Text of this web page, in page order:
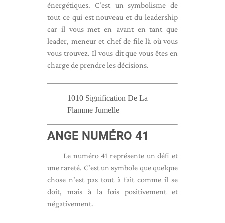
énergétiques. C'est un symbolisme de
tout ce qui est nouveau et du leadership
car il vous met en avant en tant que
leader, meneur et chef de file là où vous
vous trouvez. Il vous dit que vous êtes en
charge de prendre les décisions.
1010 Signification De La
Flamme Jumelle
ANGE NUMÉRO 41
Le numéro 41 représente un défi et
une rareté. C'est un symbole que quelque
chose n'est pas tout à fait comme il se
doit, mais à la fois positivement et
négativement.